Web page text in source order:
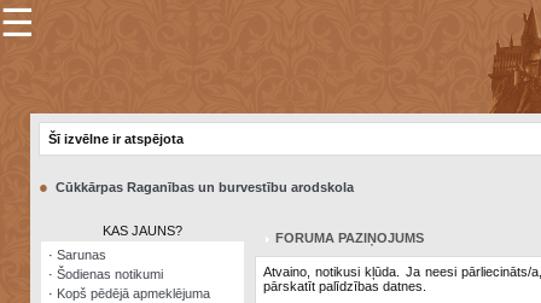
×
Šodienas
notikumi
☰
Šī izvēlne ir atspējota
● Cūkkārpas Raganības un burvestību arodskola
KAS JAUNS?
· Sarunas
· Šodienas notikumi
· Kopš pēdējā apmeklējuma
FORUMA PAZIŅOJUMS
Atvaino, notikusi kļūda. Ja neesi pārliecināts/
pārskatīt palīdzības datnes.